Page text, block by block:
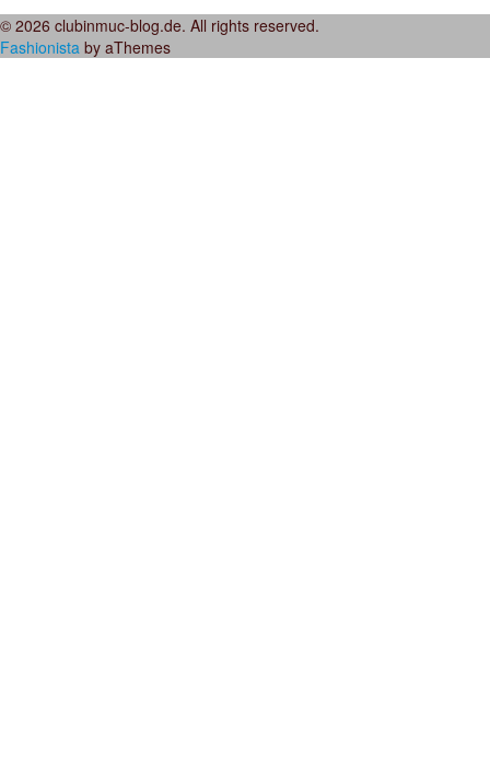
© 2026 clubinmuc-blog.de. All rights reserved.
Fashionista by aThemes